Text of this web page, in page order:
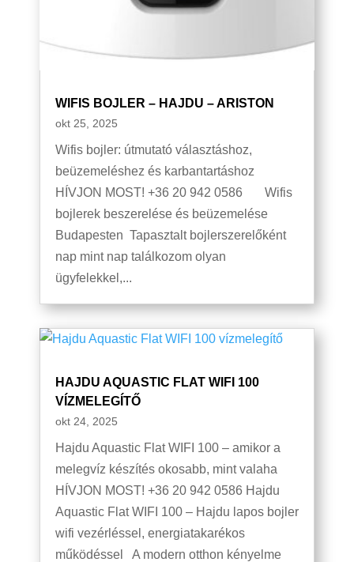
WIFIS BOJLER – HAJDU – ARISTON
okt 25, 2025
Wifis bojler: útmutató választáshoz,
beüzemeléshez és karbantartáshoz
HÍVJON MOST! +36 20 942 0586 Wifis
bojlerek beszerelése és beüzemelése
Budapesten Tapasztalt bojlerszerelőként
nap mint nap találkozom olyan
ügyfelekkel,...
HAJDU AQUASTIC FLAT WIFI 100
VÍZMELEGÍTŐ
okt 24, 2025
Hajdu Aquastic Flat WIFI 100 – amikor a
melegvíz készítés okosabb, mint valaha
HÍVJON MOST! +36 20 942 0586 Hajdu
Aquastic Flat WIFI 100 – Hajdu lapos bojler
wifi vezérléssel, energiatakarékos
működéssel A modern otthon kényelme